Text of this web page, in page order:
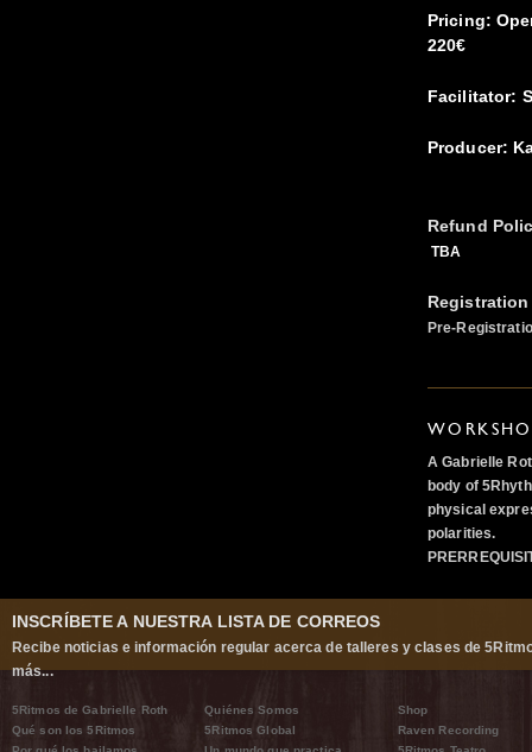
Pricing:
220€
Facilitator:
Producer:
Refund
TBA
Pre-
A Gabrielle
body of
physical
polarities.
INSCRÍBETE A NUESTRA LISTA DE CORREOS
Recibe noticias e información regular acerca de talleres y clases de
más...
5Ritmos de Gabrielle Roth
Qué son los 5Ritmos
Quiénes Somos
5Ritmos Global
Shop
Raven Recording